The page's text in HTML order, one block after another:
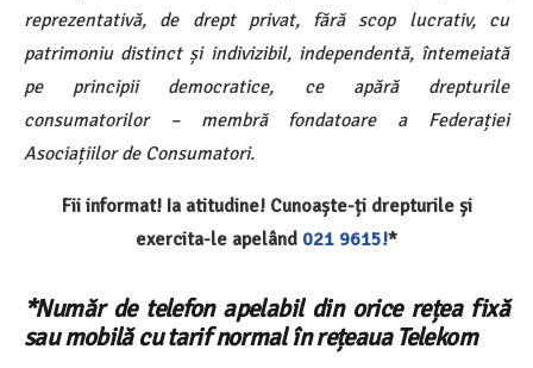
reprezentativă, de drept privat, fără scop lucrativ, cu
patrimoniu distinct și indivizibil, independentă, întemeiată
pe principii democratice, ce apără drepturile
consumatorilor – membră fondatoare a Federației
Asociațiilor de Consumatori.
Fii informat! Ia atitudine! Cunoaște-ți drepturile și
exercita-le apelând 021 9615!*
*Număr de telefon apelabil din orice rețea fixă
sau mobilă cu tarif normal în rețeaua Telekom